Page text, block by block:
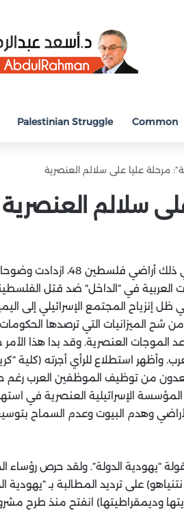
Common
Palestinian Struggle
مرحلة عليا على سلالم العنصرية
سلالم العنصرية
معالم العنصرية الإسرائيلية في سائر أنحاء فلسطين، بما
أبدتها القيادات العربية في “الداخل” ضد قتل
إنزياح المجتمع الإسرائيلي إلى
واليوم تعاني الكثير من المدن والقرى العربية في أراضي 48 من شح الميزانيات التي
الموجات العنصرية. وقد بدا هذا
وأظهر استطلاع للرأي أجرته (كلية
اليهود يرتعدون من توظيف الموظفين
الإسرائيلية العنصرية في
وهدم البيوت وعدم السماح
“يهودية الدولة”. ولقد حرص رؤساء
نتنياهو) على ترديد المطالبة بـ “يهودية
وديمقراطيتها) انفتح منذ طرح